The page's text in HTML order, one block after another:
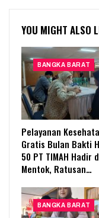
YOU MIGHT ALSO
BANGKA BARAT
Pelayanan
Gratis Bulan Bakti
50 PT TIMAH Hadir
Mentok, Ratusan…
BANGKA BARAT